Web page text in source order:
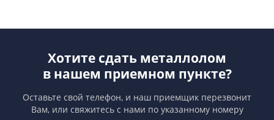
Хотите сдать металлолом
в нашем приемном пункте?
Оставьте свой телефон, и наш приемщик перезвонит
Вам, или свяжитесь с нами по указанному номеру